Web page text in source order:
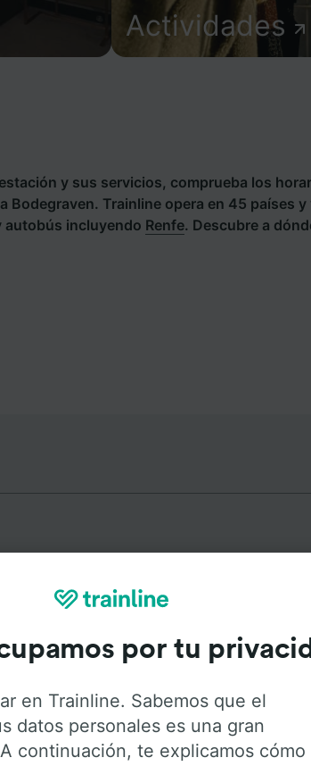
Actividades
y sus servicios, comprueba los
Bodegraven. Trainline opera en 45 países
autobús incluyendo Renfe. Descubre a
desde
Duración
49min
por tu
en Trainline. Sabemos que el
datos personales es una gran
continuación, te explicamos cómo